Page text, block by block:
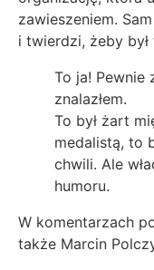
zawieszeniem.
i twierdzi, żeby
To ja! Pewnie
znalazłem.
To był żart
medalistą, to
chwili. Ale
humoru.
W komentarzach
także Marcin